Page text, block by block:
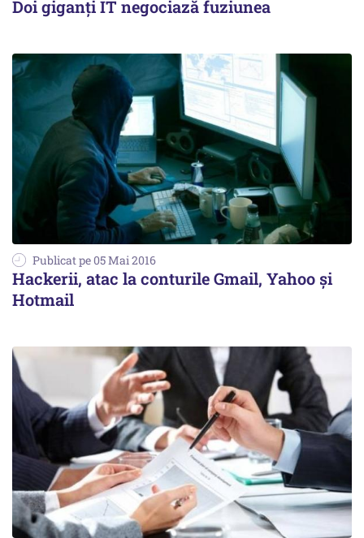
Doi giganți IT negociază fuziunea
Publicat pe 05 Mai 2016
Hackerii, atac la conturile Gmail, Yahoo și
Hotmail